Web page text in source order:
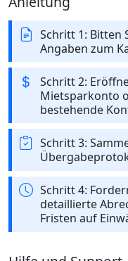
Schritt 1: Bitten
Angaben zum
Schritt 2:
Mietsparkonto
bestehende
Schritt 3:
Schritt 4:
detaillierte
Fristen auf